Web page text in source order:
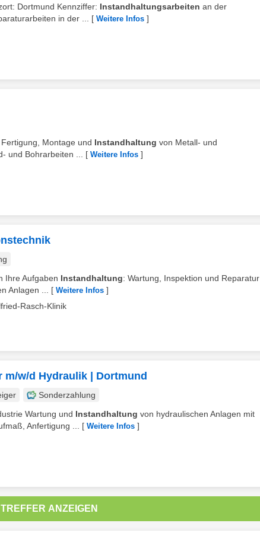
Dortmund Kennziffer: Instandhaltungsarbeiten an der
in der ...
[ Weitere Infos ]
Montage und Instandhaltung von Metall- und
und Bohrarbeiten ...
[ Weitere Infos ]
Ihre Aufgaben Instandhaltung: Wartung, Inspektion und Reparatur
Anlagen ...
[ Weitere Infos ]
Rasch-Klinik
w/d Hydraulik | Dortmund
Sonderzahlung
Wartung und Instandhaltung von hydraulischen Anlagen mit
Anfertigung ...
[ Weitere Infos ]
ANZEIGEN